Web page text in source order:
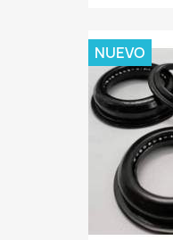
NUEVO